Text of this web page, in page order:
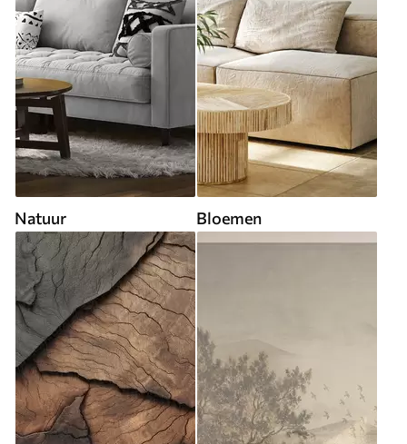
Natuur Bloemen